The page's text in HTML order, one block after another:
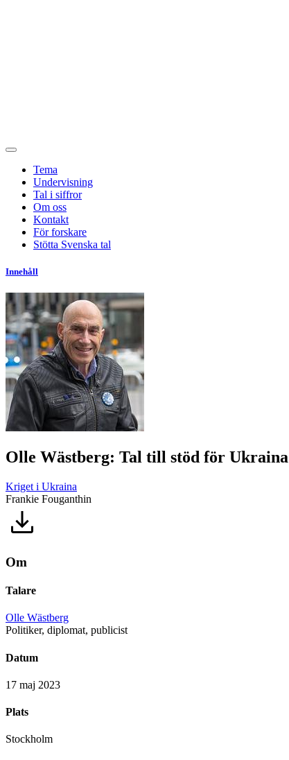
Tema
Undervisning
Tal i siffror
Om oss
Kontakt
För forskare
Stötta Svenska tal
Innehåll
Olle Wästberg: Tal till stöd för Ukraina
Kriget i Ukraina
Frankie Fouganthin
Om
Talare
Olle Wästberg
Politiker, diplomat, publicist
Datum
17 maj 2023
Plats
Stockholm